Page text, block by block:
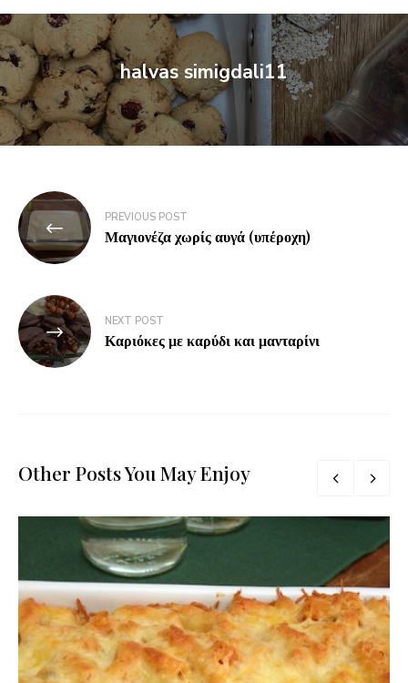
halvas simigdali11
PREVIOUS POST
Μαγιονέζα χωρίς αυγά (υπέροχη)
NEXT POST
Καριόκες με καρύδι και μανταρίνι
Other Posts You May Enjoy